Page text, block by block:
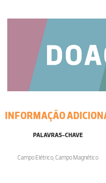
INFORMAÇÃO
PALAVRAS-CHAVE
Campo Elétrico, Campo Magnético